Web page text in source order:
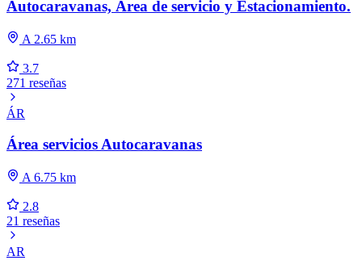
Autocaravanas, Área de servicio y Estacionamiento.
A 2.65 km
3.7
271 reseñas
ÁR
Área servicios Autocaravanas
A 6.75 km
2.8
21 reseñas
AR